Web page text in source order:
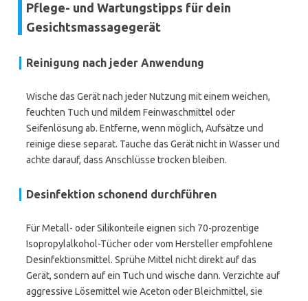
Pflege- und Wartungstipps für dein
Gesichtsmassagegerät
Reinigung nach jeder Anwendung
Wische das Gerät nach jeder Nutzung mit einem weichen,
feuchten Tuch und mildem Feinwaschmittel oder
Seifenlösung ab. Entferne, wenn möglich, Aufsätze und
reinige diese separat. Tauche das Gerät nicht in Wasser und
achte darauf, dass Anschlüsse trocken bleiben.
Desinfektion schonend durchführen
Für Metall- oder Silikonteile eignen sich 70-prozentige
Isopropylalkohol-Tücher oder vom Hersteller empfohlene
Desinfektionsmittel. Sprühe Mittel nicht direkt auf das
Gerät, sondern auf ein Tuch und wische dann. Verzichte auf
aggressive Lösemittel wie Aceton oder Bleichmittel, sie